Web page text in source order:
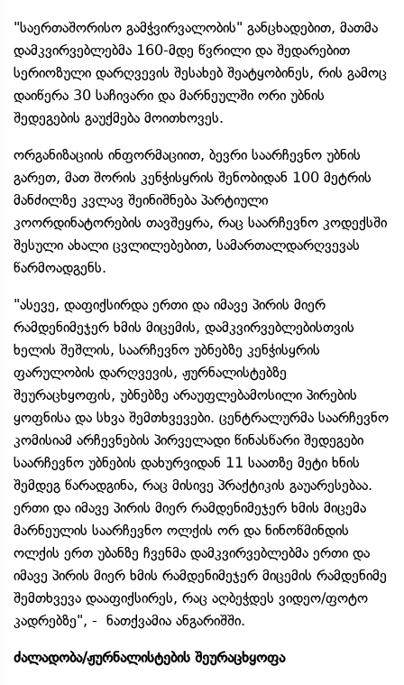
"საერთაშორისო გამჭვირვალობის" განცხადებით, მათმა
დამკვირვებლებმა 160-მდე წვრილი და შედარებით
სერიოზული დარღვევის შესახებ შეატყობინეს, რის გამოც
დაიწერა 30 საჩივარი და მარნეულში ორი უბნის
შედეგების გაუქმება მოითხოვეს.
ორგანიზაციის ინფორმაციით, ბევრი საარჩევნო უბნის
გარეთ, მათ შორის კენჭისყრის შენობიდან 100 მეტრის
მანძილზე კვლავ შეინიშნება პარტიული
კოორდინატორების თავშეყრა, რაც საარჩევნო კოდექსში
შესული ახალი ცვლილებებით, სამართალდარღვევას
წარმოადგენს.
"ასევე, დაფიქსირდა ერთი და იმავე პირის მიერ
რამდენიმეჯერ ხმის მიცემის, დამკვირვებლებისთვის
ხელის შეშლის, საარჩევნო უბნებზე კენჭისყრის
ფარულობის დარღვევის, ჟურნალისტებზე
შეურაცხყოფის, უბნებზე არაუფლებამოსილი პირების
ყოფნისა და სხვა შემთხვევები. ცენტრალურმა საარჩევნო
კომისიამ არჩევნების პირველადი წინასწარი შედეგები
საარჩევნო უბნების დახურვიდან 11 საათზე მეტი ხნის
შემდეგ წარადგინა, რაც მისივე პრაქტიკის გაუარესებაა.
ერთი და იმავე პირის მიერ რამდენიმეჯერ ხმის მიცემა
მარნეულის საარჩევნო ოლქის ორ და ნინოწმინდის
ოლქის ერთ უბანზე ჩვენმა დამკვირვებლებმა ერთი და
იმავე პირის მიერ ხმის რამდენიმეჯერ მიცემის რამდენიმე
შემთხვევა დააფიქსირეს, რაც აღბეჭდეს ვიდეო/ფოტო
კადრებზე", - ნათქვამია ანგარიშში.
ძალადობა/ჟურნალისტების შეურაცხყოფა